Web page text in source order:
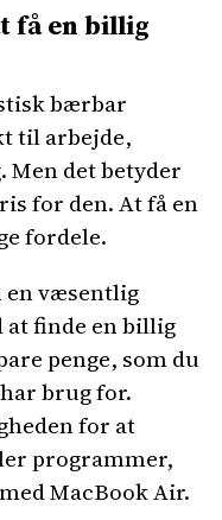
få en billig
bærbar
til arbejde,
det betyder
for den. At få en
fordele.
en væsentlig
at finde en billig
penge, som du
brug for.
for at
programmer,
MacBook Air.